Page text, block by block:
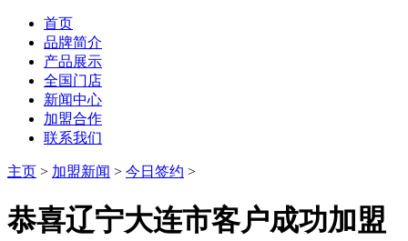
首页
品牌简介
产品展示
全国门店
新闻中心
加盟合作
联系我们
主页 > 加盟新闻 > 今日签约 >
恭喜辽宁大连市客户成功加盟